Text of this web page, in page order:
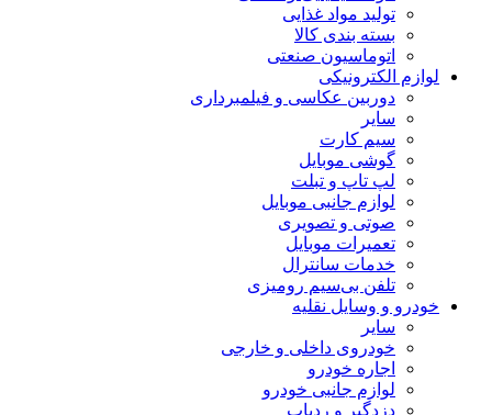
تولید مواد غذایی
بسته بندی کالا
اتوماسیون صنعتی
لوازم الکترونیکی
دوربین عکاسی و فیلمبرداری
سایر
سیم کارت
گوشی موبایل
لپ تاپ و تبلت
لوازم جانبی موبایل
صوتی و تصویری
تعمیرات موبایل
خدمات سانترال
تلفن بی‌سیم رومیزی
خودرو و وسایل نقلیه
سایر
خودروی داخلی و خارجی
اجاره خودرو
لوازم جانبی خودرو
دزدگیر و ردیاب